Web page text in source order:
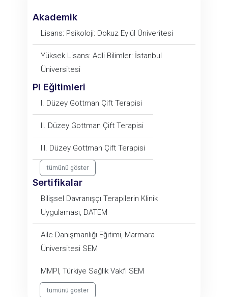
Akademik
Lisans: Psikoloji: Dokuz Eylül Üniveritesi
Yüksek Lisans: Adli Bilimler: İstanbul
Üniversitesi
PI Eğitimleri
I. Düzey Gottman Çift Terapisi
II. Düzey Gottman Çift Terapisi
III. Düzey Gottman Çift Terapisi
tümünü göster
Sertifikalar
Bilişsel Davranışçı Terapilerin Klinik
Uygulaması, DATEM
Aile Danışmanlığı Eğitimi, Marmara
Üniversitesi SEM
MMPI, Türkiye Sağlık Vakfı SEM
tümünü göster